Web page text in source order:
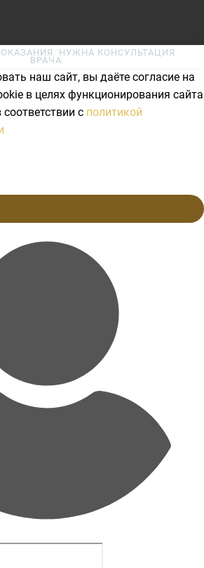
НУЖНА КОНСУЛЬТАЦИЯ
ВРАЧА.
наш сайт, вы даёте согласие на
в целях функционирования сайта
с политикой